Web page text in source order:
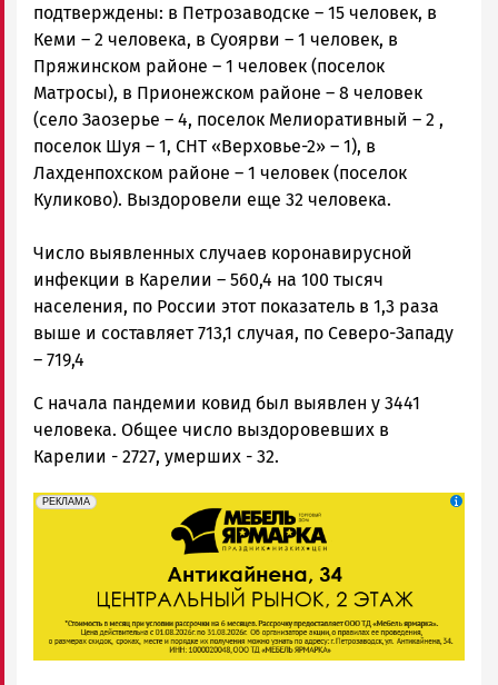
подтверждены: в Петрозаводске – 15 человек, в
Кеми – 2 человека, в Суоярви – 1 человек, в
Пряжинском районе – 1 человек (поселок
Матросы), в Прионежском районе – 8 человек
(село Заозерье – 4, поселок Мелиоративный – 2 ,
поселок Шуя – 1, СНТ «Верховье-2» – 1), в
Лахденпохском районе – 1 человек (поселок
Куликово). Выздоровели еще 32 человека.
Число выявленных случаев коронавирусной
инфекции в Карелии – 560,4 на 100 тысяч
населения, по России этот показатель в 1,3 раза
выше и составляет 713,1 случая, по Северо-Западу
– 719,4
С начала пандемии ковид был выявлен у 3441
человека. Общее число выздоровевших в
Карелии - 2727, умерших - 32.
erid: 2SDnjeFymr3
РЕКЛАМА
Реклама